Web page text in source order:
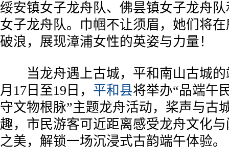
绥安镇女子龙舟队、佛昙镇女子龙舟
女子龙舟队。巾帼不让须眉，她们将
破浪，展现漳浦女性的英姿与力量！
当龙舟遇上古城，平和南山古城的
月17日至19日， 平和县将举办“品端午
守文物根脉”主题龙舟活动，桨声与古
趣，市民游客可近距离感受龙舟文化
之美，解锁一场沉浸式古韵端午体验。